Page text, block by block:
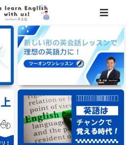
華特典を無料でプレゼント中⭐️